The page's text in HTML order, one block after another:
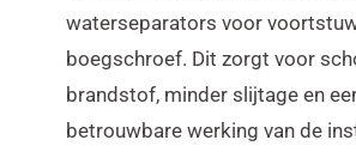
waterseparators voor
boegschroef. Dit zorgt voor
brandstof, minder slijtage en
betrouwbare werking van de